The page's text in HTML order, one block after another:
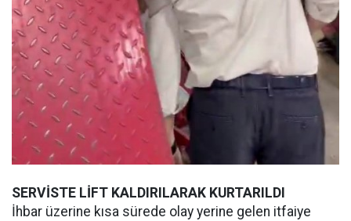
SERVİSTE LİFT KALDIRILARAK KURTARILDI
İhbar üzerine kısa sürede olay yerine gelen itfaiye